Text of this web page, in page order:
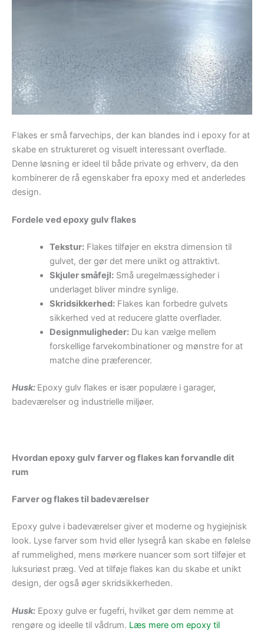
Flakes er små farvechips, der kan blandes ind i epoxy for at
skabe en struktureret og visuelt interessant overflade.
Denne løsning er ideel til både private og erhverv, da den
kombinerer de rå egenskaber fra epoxy med et anderledes
design.
Fordele ved epoxy gulv flakes
Tekstur:Flakes tilføjer en ekstra dimension til
gulvet, der gør det mere unikt og attraktivt.
Skjuler småfejl:Små uregelmæssigheder i
underlaget bliver mindre synlige.
Skridsikkerhed:Flakes kan forbedre gulvets
sikkerhed ved at reducere glatte overflader.
Designmuligheder:Du kan vælge mellem
forskellige farvekombinationer og mønstre for at
matche dine præferencer.
Husk: Epoxy gulv flakes er især populære i garager,
badeværelser og industrielle miljøer.
Hvordan epoxy gulv farver og flakes kan forvandle dit
rum
Farver og flakes til badeværelser
Epoxy gulve i badeværelser giver et moderne og hygiejnisk
look. Lyse farver som hvid eller lysegrå kan skabe en følelse
af rummelighed, mens mørkere nuancer som sort tilføjer et
luksuriøst præg. Ved at tilføje flakes kan du skabe et unikt
design, der også øger skridsikkerheden.
Husk: Epoxy gulve er fugefri, hvilket gør dem nemme at
rengøre og ideelle til vådrum. Læs mere om epoxy til